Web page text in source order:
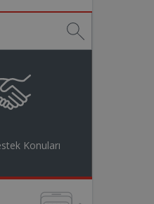
Konuları